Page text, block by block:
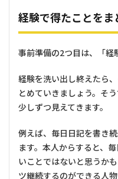
経験で得たことをま
事前準備の2つ目は、「経
経験を洗い出し終えたら
とめていきましょう。そ
少しずつ見えてきます。
例えば、毎日日記を書き
ます。本人からすると、
いことではないと思うか
ツ継続するのができる人